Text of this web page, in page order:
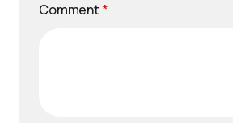
Comment *